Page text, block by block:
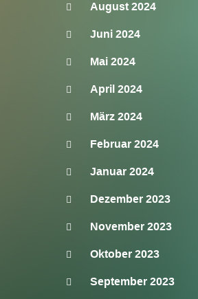
August 2024
Juni 2024
Mai 2024
April 2024
März 2024
Februar 2024
Januar 2024
Dezember 2023
November 2023
Oktober 2023
September 2023